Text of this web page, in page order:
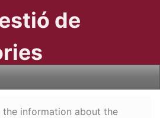
de
the information about the